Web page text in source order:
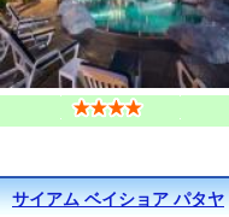
サイアム ベイショア パタヤ